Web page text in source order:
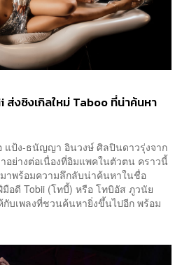
ส่งซิงเกิลใหม่ Taboo ที่น่าค้นหา
แป้ง-ธนัญญา อินวงษ์ ศิลปินดาวรุ่งจาก
อย่างต่อเนื่องที่อิมแพคในตัวตน คราวนี้
าพร้อมความลึกลับน่าค้นหาในชื่อ
อดี Tobii (โทบี้) หรือ โทบิอัส ภูวนัย
กับเพลงที่ชวนค้นหายิ่งขึ้นไปอีก พร้อม